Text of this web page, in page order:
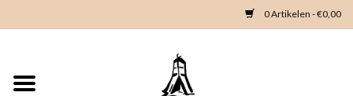
0 Artikelen - €0,00
Home